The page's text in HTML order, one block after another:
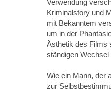
Kriminalstory und
mit Bekanntem
um in der
Ästhetik des Films
ständigen
Wie ein Mann, der
zur